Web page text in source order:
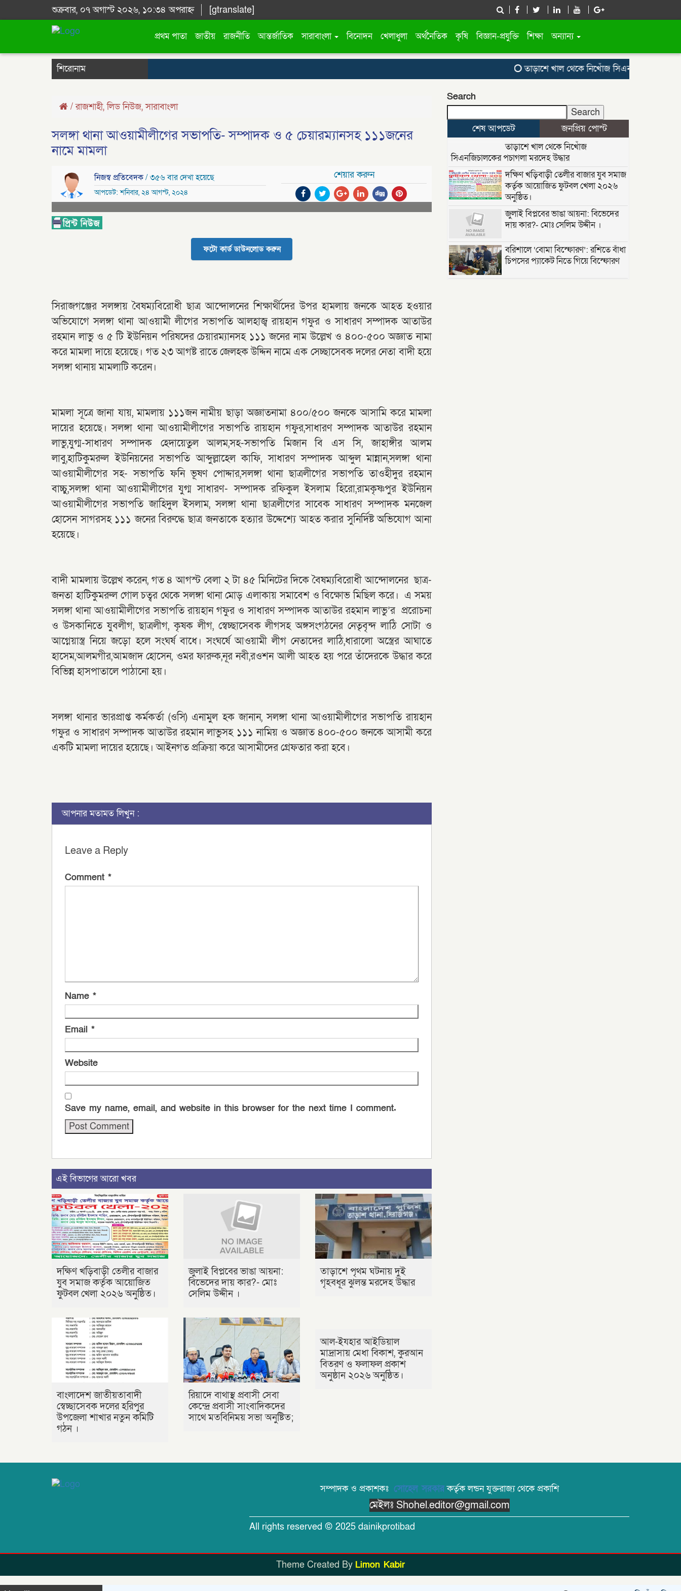
শুক্রবার, ০৭ অগাস্ট ২০২৬, ১০:৩৪ অপরাহ্ন [gtranslate]
প্রথম পাতা জাতীয় রাজনীতি আন্তর্জাতিক সারাবাংলা বিনোদন খেলাধুলা অর্থনৈতিক কৃষি বিজ্ঞান-প্রযুক্তি শিক্ষা অন্যান্য
শিরোনাম তাড়াশে খাল থেকে নিখোঁজ সিএনজিচালকের
/রাজশাহী,লিড নিউজ,সারাবাংলা
সলঙ্গা থানা আওয়ামীলীগের সভাপতি- সম্পাদক ও ৫ চেয়ারম্যানসহ ১১১জনের
নামে মামলা
নিজস্ব প্রতিবেদক/ ৩৫৬ বার দেখা হয়েছে
আপডেট: শনিবার, ২৪ আগস্ট, ২০২৪
শেয়ার করুন
ফটো কার্ড ডাউনলোড করুন
সিরাজগঞ্জের সলঙ্গায় বৈষম্যবিরোধী ছাত্র আন্দোলনের শিক্ষার্থীদের উপর হামলায় জনকে আহত হওয়ার
অভিযোগে সলঙ্গা থানা আওয়ামী লীগের সভাপতি আলহাজ্ব রায়হান গফুর ও সাধারণ সম্পাদক আতাউর
রহমান লাভু ও ৫ টি ইউনিয়ন পরিষদের চেয়ারম্যানসহ ১১১ জনের নাম উল্লেখ ও ৪০০-৫০০ অজ্ঞাত নামা
করে মামলা দায়ে হয়েছে। গত ২৩ আগষ্ট রাতে জেলহক উদ্দিন নামে এক সেচ্ছাসেবক দলের নেতা বাদী হয়ে
সলঙ্গা থানায় মামলাটি করেন।
মামলা সূত্রে জানা যায়, মামলায় ১১১জন নামীয় ছাড়া অজ্ঞাতনামা ৪০০/৫০০ জনকে আসামি করে মামলা
দায়ের হয়েছে। সলঙ্গা থানা আওয়ামীলীগের সভাপতি রায়হান গফুর,সাধারণ সম্পাদক আতাউর রহমান
লাভু,যুগ্ম-সাধারণ সম্পাদক হেদায়েতুল আলম,সহ-সভাপতি মিজান বি এস সি, জাহাঙ্গীর আলম
লাবু,হাটিকুমরুল ইউনিয়নের সভাপতি আব্দুল্লাহেল কাফি, সাধারণ সম্পাদক আব্দুল মান্নান,সলঙ্গা থানা
আওয়ামীলীগের সহ- সভাপতি ফনি ভূষণ পোদ্দার,সলঙ্গা থানা ছাত্রলীগের সভাপতি তাওহীদুর রহমান
বাচ্চু,সলঙ্গা থানা আওয়ামীলীগের যুগ্ম সাধারণ- সম্পাদক রফিকুল ইসলাম হিরো,রামকৃষ্ণপুর ইউনিয়ন
আওয়ামীলীগের সভাপতি জাহিদুল ইসলাম, সলঙ্গা থানা ছাত্রলীগের সাবেক সাধারণ সম্পাদক মনজেল
হোসেন সাগরসহ ১১১ জনের বিরুদ্ধে ছাত্র জনতাকে হত্যার উদ্দেশ্যে আহত করার সুনির্দিষ্ট অভিযোগ আনা
হয়েছে।
বাদী মামলায় উল্লেখ করেন, গত ৪ আগস্ট বেলা ২ টা ৪৫ মিনিটের দিকে বৈষম্যবিরোধী আন্দোলনের ছাত্র-
জনতা হাটিকুমরুল গোল চত্বর থেকে সলঙ্গা থানা মোড় এলাকায় সমাবেশ ও বিক্ষোভ মিছিল করে। এ সময়
সলঙ্গা থানা আওয়ামীলীগের সভাপতি রায়হান গফুর ও সাধারণ সম্পাদক আতাউর রহমান লাভু’র প্ররোচনা
ও উসকানিতে যুবলীগ, ছাত্রলীগ, কৃষক লীগ, স্বেচ্ছাসেবক লীগসহ অঙ্গসংগঠনের নেতৃবৃন্দ লাঠি সোটা ও
আগ্নেয়াস্ত্র নিয়ে জড়ো হলে সংঘর্ষ বাধে। সংঘর্ষে আওয়ামী লীগ নেতাদের লাঠি,ধারালো অস্ত্রের আঘাতে
হাসেম,আলমগীর,আমজাদ হোসেন, ওমর ফারুক,নূর নবী,রওশন আলী আহত হয় পরে তাঁদেরকে উদ্ধার করে
বিভিন্ন হাসপাতালে পাঠানো হয়।
সলঙ্গা থানার ভারপ্রাপ্ত কর্মকর্তা (ওসি) এনামুল হক জানান, সলঙ্গা থানা আওয়ামীলীগের সভাপতি রায়হান
গফুর ও সাধারণ সম্পাদক আতাউর রহমান লাভুসহ ১১১ নামিয় ও অজ্ঞাত ৪০০-৫০০ জনকে আসামী করে
একটি মামলা দায়ের হয়েছে। আইনগত প্রক্রিয়া করে আসামীদের গ্রেফতার করা হবে।
আপনার মতামত লিখুন :
Leave a Reply
Comment *
Name *
Email *
Website
Save my name, email, and website in this browser for the next time I comment.
এই বিভাগের আরো খবর
দক্ষিণ খড়িবাড়ী তেলীর বাজার
যুব সমাজ কর্তৃক আয়োজিত
ফুটবল খেলা ২০২৬ অনুষ্ঠিত।
জুলাই বিপ্লবের ভাঙা আয়না:
বিভেদের দায় কার?- মোঃ
সেলিম উদ্দীন ।
তাড়াশে পৃথম ঘটনায় দুই
গৃহবধূর ঝুলন্ত মরদেহ উদ্ধার
বাংলাদেশ জাতীয়তাবাদী
স্বেচ্ছাসেবক দলের হরিপুর
উপজেলা শাখার নতুন কমিটি
গঠন ।
রিয়াদে বাথাস্থ প্রবাসী সেবা
কেন্দ্রে প্রবাসী সাংবাদিকদের
সাথে মতবিনিময় সভা অনুষ্টিত;
আল-ইযহার আইডিয়াল
মাদ্রাসায় মেধা বিকাশ, কুরআন
বিতরণ ও ফলাফল প্রকাশ
অনুষ্ঠান ২০২৬ অনুষ্ঠিত।
Search
Search
শেষ আপডেট
জনপ্রিয় পোস্ট
তাড়াশে খাল থেকে নিখোঁজ
সিএনজিচালকের পচাগলা মরদেহ উদ্ধার
দক্ষিণ খড়িবাড়ী তেলীর বাজার যুব সমাজ
কর্তৃক আয়োজিত ফুটবল খেলা ২০২৬
অনুষ্ঠিত।
জুলাই বিপ্লবের ভাঙা আয়না: বিভেদের
দায় কার?- মোঃ সেলিম উদ্দীন ।
বরিশালে ‘বোমা বিস্ফোরণ’: রশিতে বাঁধা
চিপসের প্যাকেট নিতে গিয়ে বিস্ফোরণ
সম্পাদক ও প্রকাশকঃ সোহেল সরকারকর্তৃক লন্ডন যুক্তরাজ্য থেকে প্রকাশি
মেইলঃ Shohel.editor@gmail.com
All rights reserved © 2025 dainikprotibad
Theme Created By Limon Kabir